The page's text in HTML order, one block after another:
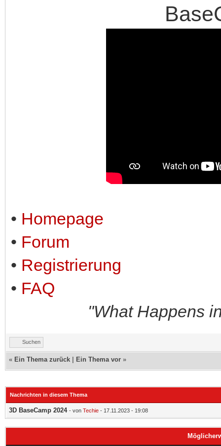
• Homepage
• Forum
• Registrierung
• FAQ
"What Happens
Suchen
« Ein Thema zurück Ein Thema vor »
Nachrichten in diesem Thema
3D BaseCamp 2024 - von Techie - 17.11.2023 - 19:08